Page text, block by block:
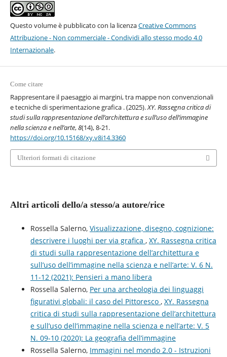
Questo volume è pubblicato con la licenzaCreative Commons
Attribuzione - Non commerciale - Condividi allo stesso modo 4.0
Internazionale.
Come citare
Rappresentare il paesaggio ai margini, tra mappe non convenzionali
e tecniche di sperimentazione grafica . (2025).XY. Rassegna critica di
studi sulla rappresentazione dell’architettura e sull’uso dell’immagine
nella scienza e nell’arte,8(14), 8-21.
https://doi.org/10.15168/xy.v8i14.3360
Ulteriori formati di citazione
Altri articoli dello/a stesso/a autore/rice
Rossella Salerno, Visualizzazione, disegno, cognizione:
descrivere i luoghi per via grafica , XY. Rassegna critica
di studi sulla rappresentazione dell’architettura e
sull’uso dell’immagine nella scienza e nell’arte: V. 6 N.
11-12 (2021): Pensieri a mano libera
Rossella Salerno, Per una archeologia dei linguaggi
figurativi globali: il caso del Pittoresco , XY. Rassegna
critica di studi sulla rappresentazione dell’architettura
e sull’uso dell’immagine nella scienza e nell’arte: V. 5
N. 09-10 (2020): La geografia dell’immagine
Rossella Salerno, Immagini nel mondo 2.0 - Istruzioni